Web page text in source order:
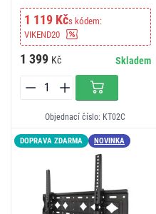
1 119 Kčs kódem:
VIKEND20
1 399 Kč Skladem
Objednací číslo: KT02C
DOPRAVA ZDARMA NOVINKA